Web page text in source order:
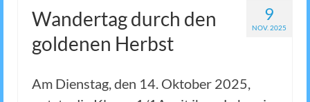
9
NOV. 2025
Wandertag durch den
goldenen Herbst
Am Dienstag, den 14. Oktober 2025,